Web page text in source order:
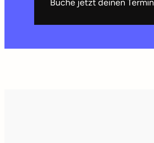
Buche jetzt deinen Termin